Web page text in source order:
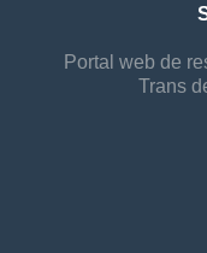
Portal web de
Trans